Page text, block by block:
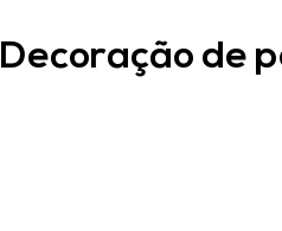
Decoração de